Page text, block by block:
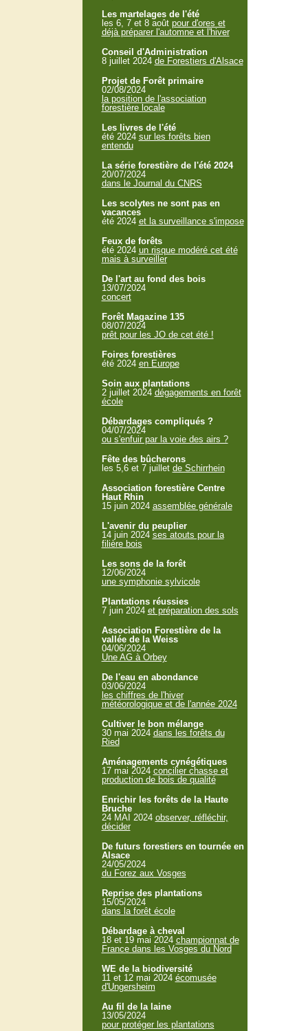
Les martelages de l'été
les 6, 7 et 8 août pour d'ores et
déjà préparer l'automne et l'hiver
Conseil d'Administration
8 juillet 2024 de Forestiers d'Alsace
Projet de Forêt primaire
02/08/2024
la position de l'association
forestière locale
Les livres de l'été
été 2024 sur les forêts bien
entendu
La série forestière de l'été 2024
20/07/2024
dans le Journal du CNRS
Les scolytes ne sont pas en
vacances
été 2024 et la surveillance s'impose
Feux de forêts
été 2024 un risque modéré cet été
mais à surveiller
De l'art au fond des bois
13/07/2024
concert
Forêt Magazine 135
08/07/2024
prêt pour les JO de cet été !
Foires forestières
été 2024 en Europe
Soin aux plantations
2 juillet 2024 dégagements en forêt
école
Débardages compliqués ?
04/07/2024
ou s'enfuir par la voie des airs ?
Fête des bûcherons
les 5,6 et 7 juillet de Schirrhein
Association forestière Centre
Haut Rhin
15 juin 2024 assemblée générale
L'avenir du peuplier
14 juin 2024 ses atouts pour la
filière bois
Les sons de la forêt
12/06/2024
une symphonie sylvicole
Plantations réussies
7 juin 2024 et préparation des sols
Association Forestière de la
vallée de la Weiss
04/06/2024
Une AG à Orbey
De l'eau en abondance
03/06/2024
les chiffres de l'hiver
météorologique et de l'année 2024
Cultiver le bon mélange
30 mai 2024 dans les forêts du
Ried
Aménagements cynégétiques
17 mai 2024 concilier chasse et
production de bois de qualité
Enrichir les forêts de la Haute
Bruche
24 MAI 2024 observer, réfléchir,
décider
De futurs forestiers en tournée en
Alsace
24/05/2024
du Forez aux Vosges
Reprise des plantations
15/05/2024
dans la forêt école
Débardage à cheval
18 et 19 mai 2024 championnat de
France dans les Vosges du Nord
WE de la biodiversité
11 et 12 mai 2024 écomusée
d'Ungersheim
Au fil de la laine
13/05/2024
pour protéger les plantations